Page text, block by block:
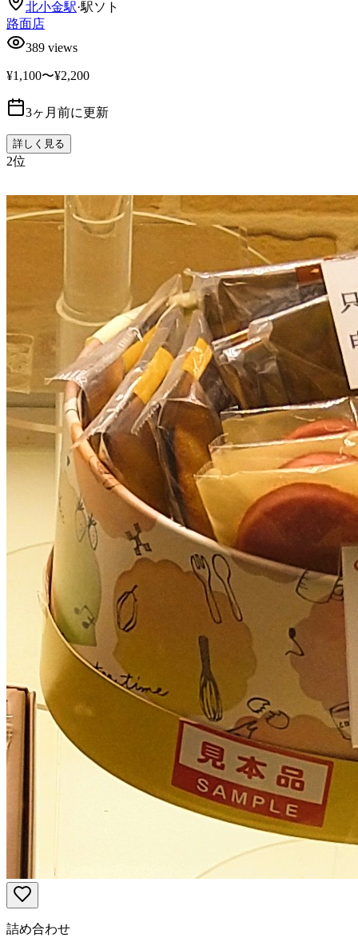
北小金駅·駅ソト
路面店
389 views
¥1,100〜¥2,200
3ヶ月前に更新
詳しく見る
2位
詰め合わせ